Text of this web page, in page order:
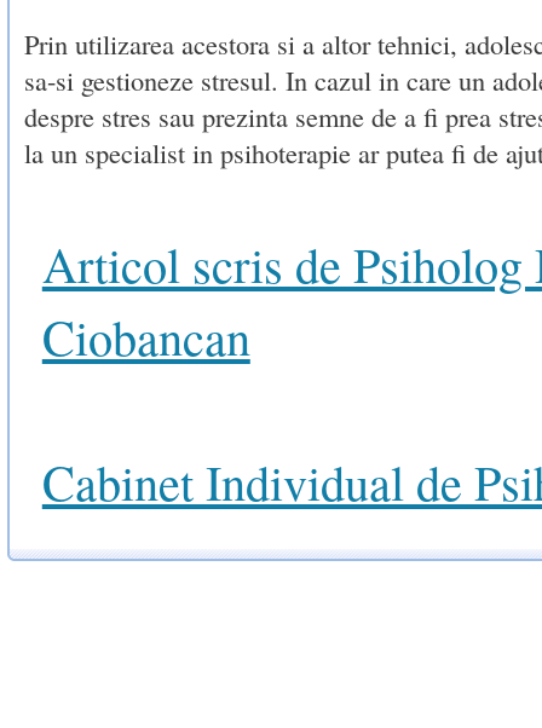
Prin utilizarea acestora si a altor tehnici,
sa-si gestioneze stresul. In cazul in care un
despre stres sau prezinta semne de a fi prea
la un specialist in psihoterapie ar putea fi de
Articol scris de Psiholog
Ciobancan
Cabinet Individual de